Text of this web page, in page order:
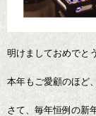
明けましておめでと
本年もご愛顧のほど
さて、毎年恒例の新